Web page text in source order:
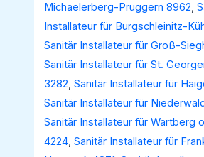
Michaelerberg-Pruggern 8962,
Installateur für Burgschleinitz-
Sanitär Installateur für Groß-
Sanitär Installateur für St.
3282,Sanitär Installateur für
Sanitär Installateur für
Sanitär Installateur für Wartberg
4224,Sanitär Installateur für